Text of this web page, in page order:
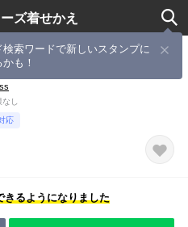
ズ着せかえ
検索ワードで新しいスタンプに
も！
青）
し
応
きるようになりました